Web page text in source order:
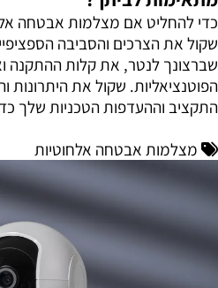
כדי להחליט אם מצלמות אבטחה
שקול את הצרכים והסביבה
שברצונך לנטר, את קלות ההתקנה
הפוטנציאליות. שקול את
התקציב וההעדפות הטכניות שלך
מצלמות אבטחה אלחוטיות